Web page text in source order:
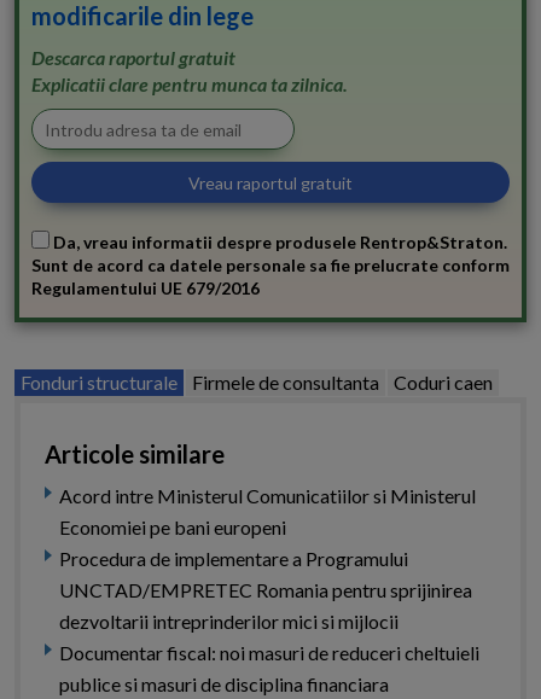
modificarile din lege
Descarca raportul gratuit
Explicatii clare pentru munca ta zilnica.
Da, vreau informatii despre produsele Rentrop&Straton.
Sunt de acord ca datele personale sa fie prelucrate conform
Regulamentului UE 679/2016
Fonduri structurale Firmele de consultanta Coduri caen
Articole similare
Acord intre Ministerul Comunicatiilor si Ministerul
Economiei pe bani europeni
Procedura de implementare a Programului
UNCTAD/EMPRETEC Romania pentru sprijinirea
dezvoltarii intreprinderilor mici si mijlocii
Documentar fiscal: noi masuri de reduceri cheltuieli
publice si masuri de disciplina financiara